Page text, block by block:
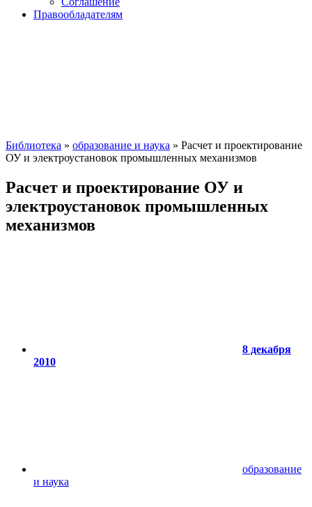
Правообладателям
Библиотека » образование и наука » Расчет и проектирование
ОУ и электроустановок промышленных механизмов
Расчет и проектирование ОУ и
электроустановок промышленных
механизмов
8 декабря
2010
образование
и наука